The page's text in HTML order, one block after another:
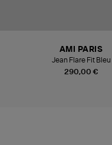
290,00 €
AMI PARIS
Jean Flare Fit Bleu